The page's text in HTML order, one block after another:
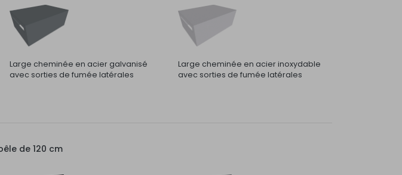
Large cheminée en acier galvanisé
avec sorties de fumée latérales
Large cheminée en acier inoxydable
avec sorties de fumée latérales
de 120 cm